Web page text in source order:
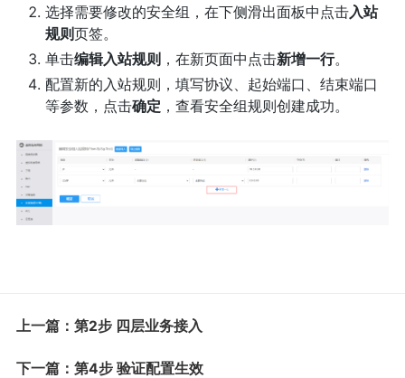
选择需要修改的安全组，在下侧滑出面板中点击入站
规则页签。
单击编辑入站规则 ，在新页面中点击新增一行。
配置新的入站规则，填写协议、起始端口、结束端口
等参数，点击确定 ，查看安全组规则创建成功。
上一篇：第2步 四层业务接入
下一篇：第4步 验证配置生效